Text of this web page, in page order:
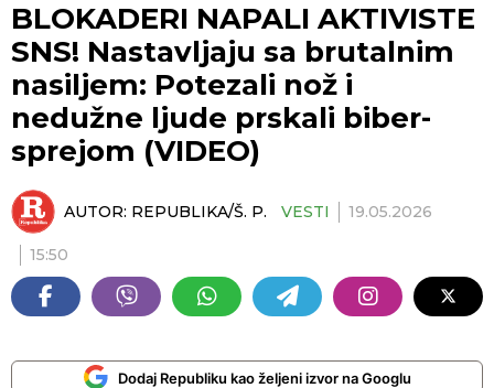
BLOKADERI NAPALI AKTIVISTE
SNS! Nastavljaju sa brutalnim
nasiljem: Potezali nož i
nedužne ljude prskali biber-
sprejom (VIDEO)
AUTOR: REPUBLIKA/Š. P. VESTI 19.05.2026
15:50
Dodaj Republiku kao željeni izvor na Googlu